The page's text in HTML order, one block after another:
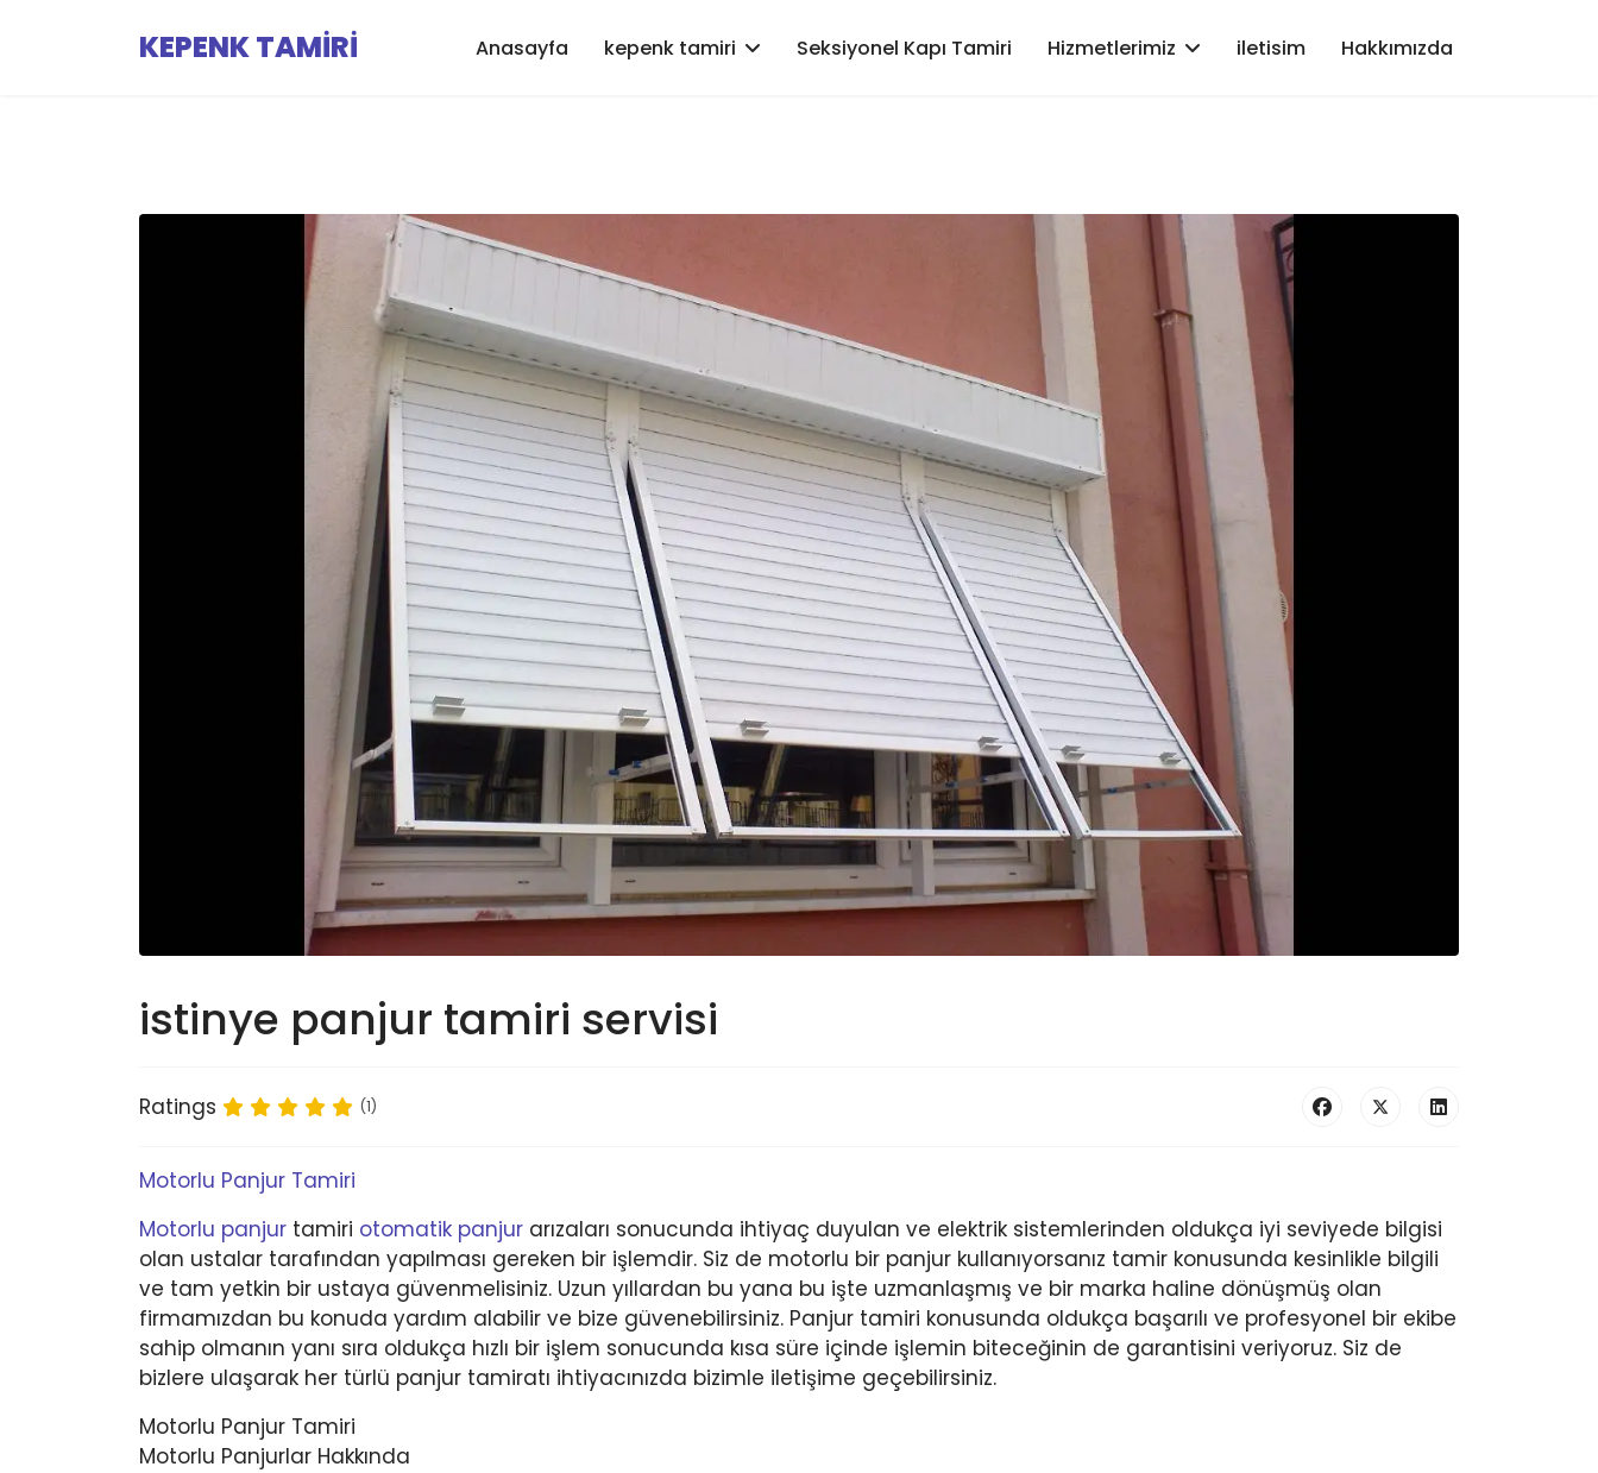
KEPENK TAMİRİ Anasayfa kepenk tamiri Seksiyonel Kapı Tamiri Hizmetlerimiz iletisim Hakkımızda
istinye panjur tamiri servisi
Ratings (1)
Motorlu Panjur Tamiri
Motorlu panjur tamiri otomatik panjur arızaları sonucunda ihtiyaç duyulan ve elektrik sistemlerinden oldukça iyi seviyede bilgisi
olan ustalar tarafından yapılması gereken bir işlemdir. Siz de motorlu bir panjur kullanıyorsanız tamir konusunda kesinlikle bilgili
ve tam yetkin bir ustaya güvenmelisiniz. Uzun yıllardan bu yana bu işte uzmanlaşmış ve bir marka haline dönüşmüş olan
firmamızdan bu konuda yardım alabilir ve bize güvenebilirsiniz. Panjur tamiri konusunda oldukça başarılı ve profesyonel bir ekibe
sahip olmanın yanı sıra oldukça hızlı bir işlem sonucunda kısa süre içinde işlemin biteceğinin de garantisini veriyoruz. Siz de
bizlere ulaşarak her türlü panjur tamiratı ihtiyacınızda bizimle iletişime geçebilirsiniz.
Motorlu Panjur Tamiri
Motorlu Panjurlar Hakkında